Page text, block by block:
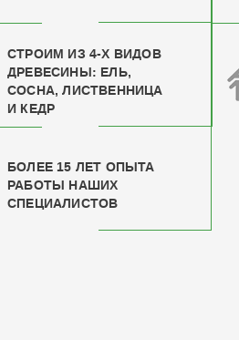
СТРОИМ ИЗ 4-Х ВИДОВ
ДРЕВЕСИНЫ: ЕЛЬ,
СОСНА, ЛИСТВЕННИЦА
И КЕДР
БОЛЕЕ 15 ЛЕТ ОПЫТА
РАБОТЫ НАШИХ
СПЕЦИАЛИСТОВ